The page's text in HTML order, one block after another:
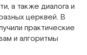
а также диалога и
церквей. В
практические
и алгоритмы